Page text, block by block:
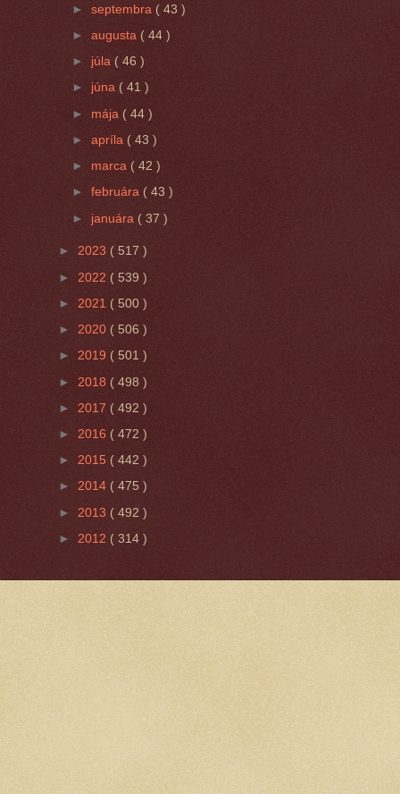
►septembra ( 43 )
►augusta ( 44 )
► júla ( 46 )
► júna ( 41 )
► mája ( 44 )
►apríla ( 43 )
► marca ( 42 )
►februára( 43 )
► januára ( 37 )
► 2023 ( 517 )
► 2022 ( 539 )
► 2021 ( 500 )
► 2020 ( 506 )
► 2019 ( 501 )
► 2018 ( 498 )
► 2017 ( 492 )
► 2016 ( 472 )
► 2015 ( 442 )
► 2014 ( 475 )
► 2013 ( 492 )
► 2012 ( 314 )